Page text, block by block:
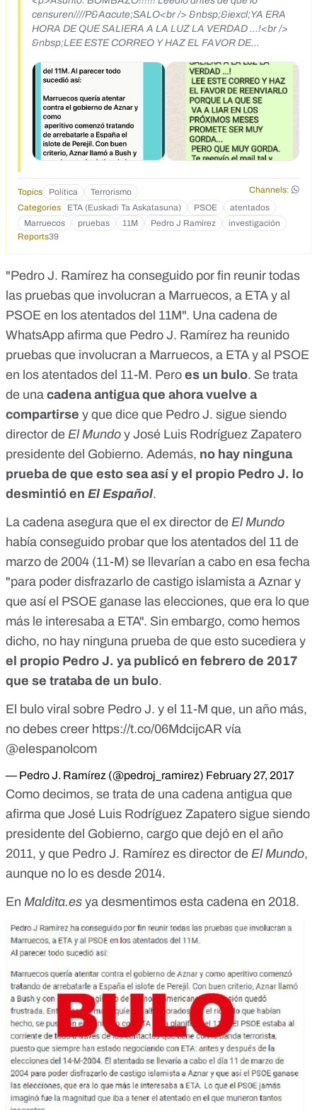
censuren////P&Aacute;SALO<br /> &nbsp;&iexcl;YA ERA
HORA DE QUE SALIERA A LA LUZ LA VERDAD ...!<br />
&nbsp;LEE ESTE CORREO Y HAZ EL FAVOR DE
LIAR EN LOS PR&Oacute;XIMOS MESES PROMETE SER
MUY GORDA...<br /> &nbsp;PERO QUE MUY GORDA.<br
/> &nbsp;Te reenv&iacute;o el mail tal y como lo
recib&iacute;.</p> <p>Pedro J Ram&iacute;rez ha
conseguido por fin reunir todas las pruebas que involucran a
Marruecos, a ETA y al PSOE en los atentados</p> <p>del
11M. Al parecer todo sucedi&oacute; as&iacute;:</p>
Aznar y como<br /> &nbsp;aperitivo comenz&oacute;
tratando de arrebatarle a Espa&ntilde;a el islote de Perejil.
Con buen criterio, Aznar llam&oacute; a Bush y con el apoyo
log&iacute;stico de los norteamericanos la invasi&oacute;n
qued&oacute; frustrada. Entonces los marroqu&iacute;es,
malhumorados por el rid&iacute;culo que hab&iacute;an
hecho, se pusieron en contacto con ETA para planificar el
11M. El PSOE estaba al corriente de todo a trav&eacute;s de
los contactos que tiene con la banda terrorista, puesto que
siempre han estado negociando con ETA: antes y
atentado se llevar&iacute;a a cabo el d&iacute;a 11 de
marzo de 2004 para poder disfrazarlo de castigo islamista a
Aznar y que as&iacute; el PSOE ganase las elecciones, que
era lo que m&aacute;s le interesaba a ETA. Lo que el PSOE
jam&aacute;s imagin&oacute; fue la magnitud que iba a
tener el atentado en el que murieron tantos inocentes.<br />
la que se escucha claramente a Pepi&ntilde;o Blanco
dici&eacute;ndole a Rubalcaba: &quot;ya est&aacute; todo
iisto, Alfredo... todo el mundo se ha tragado lo de los
islamistas... &iexcl;&iexcl;hemos ganado las
elecciones!!&#39;&#39;. A ra&iacute;z de esta
Pedro J est&aacute; siendo amenazado incluso por el
propio Zapatero, pero &eacute;l dice que no tiene miedo,
podr&aacute;n es matar su peri&oacute;dico. El diario EL
MUNDO cuenta con un equipo de m&aacute;s de 1.000
personas investigando el 11M, en el que hay incluso
guardias civiles, agentes del CNI, polic&iacute;as
nacionales, jueces, investigadores privados, etc. Rodriguez
Ibarra le escribi&oacute; una carta a Pedro J
sucedi&oacute; as&iacute;, &eacute;l exigir&aacute; la
disoluci&oacute;n del PSOE. Tambi&eacute;n le
&uacute;nica y verdadera raz&oacute;n por la que
Rodr&iacute;guez Ibarra ya no se presenta a la Junta de
Extremadura en las pr&oacute;ximas elecciones.<br />
&nbsp;El plan de Pedro J, tal y como ha manifestado en la
justo antes de las pr&oacute;ximas elecciones para darle la
puntilla final al PSOE .<br /> &nbsp;Recordad las palabras
de Luis del Pino el otro d&iacute;a:</p> <p>&quot;Todo esto
que est&aacute; saliendo no es nada comparado con lo que
va a salir en los pr&oacute;ximos meses...&quot; Ya
veremos lo que opinan los espa&ntilde;oles cuando quede
cometer los atentados del 11-M y por fin se desenmascar en
COPIAR Y PEGAR QUE SE SEPA EN TODA
Topics Política Terrorismo
Channels:
Categories
ETA (Euskadi Ta Askatasuna) PSOE
atentados
Marruecos
pruebas 11M Pedro J Ramírez
investigación
Reports39
"Pedro J. Ramírez ha conseguido por fin reunir todas
las pruebas que involucran a Marruecos, a ETA y al
PSOE en los atentados del 11M". Una cadena de
WhatsApp afirma que Pedro J. Ramírez ha reunido
pruebas que involucran a Marruecos, a ETA y al PSOE
en los atentados del 11-M. Pero es un bulo. Se trata
de una cadena antigua que ahora vuelve a
compartirse y que dice que Pedro J. sigue siendo
director de El Mundo y José Luis Rodríguez Zapatero
presidente del Gobierno. Además, no hay ninguna
prueba de que esto sea así y el propio Pedro J. lo
desmintió en El Español.
La cadena asegura que el ex director de El Mundo
había conseguido probar que los atentados del 11 de
marzo de 2004 (11-M) se llevarían a cabo en esa fecha
"para poder disfrazarlo de castigo islamista a Aznar y
que así el PSOE ganase las elecciones, que era lo que
más le interesaba a ETA". Sin embargo, como hemos
dicho, no hay ninguna prueba de que esto sucediera y
el propio Pedro J. ya publicó en febrero de 2017
que se trataba de un bulo.
El bulo viral sobre Pedro J. y el 11-M que, un año más,
no debes creer https://t.co/06MdcijcAR vía
@elespanolcom
— Pedro J. Ramírez (@pedroj_ramirez) February 27, 2017
Como decimos, se trata de una cadena antigua que
afirma que José Luis Rodríguez Zapatero sigue siendo
presidente del Gobierno, cargo que dejó en el año
2011, y que Pedro J. Ramírez es director de El Mundo,
aunque no lo es desde 2014.
En Maldita.es ya desmentimos esta cadena en 2018.